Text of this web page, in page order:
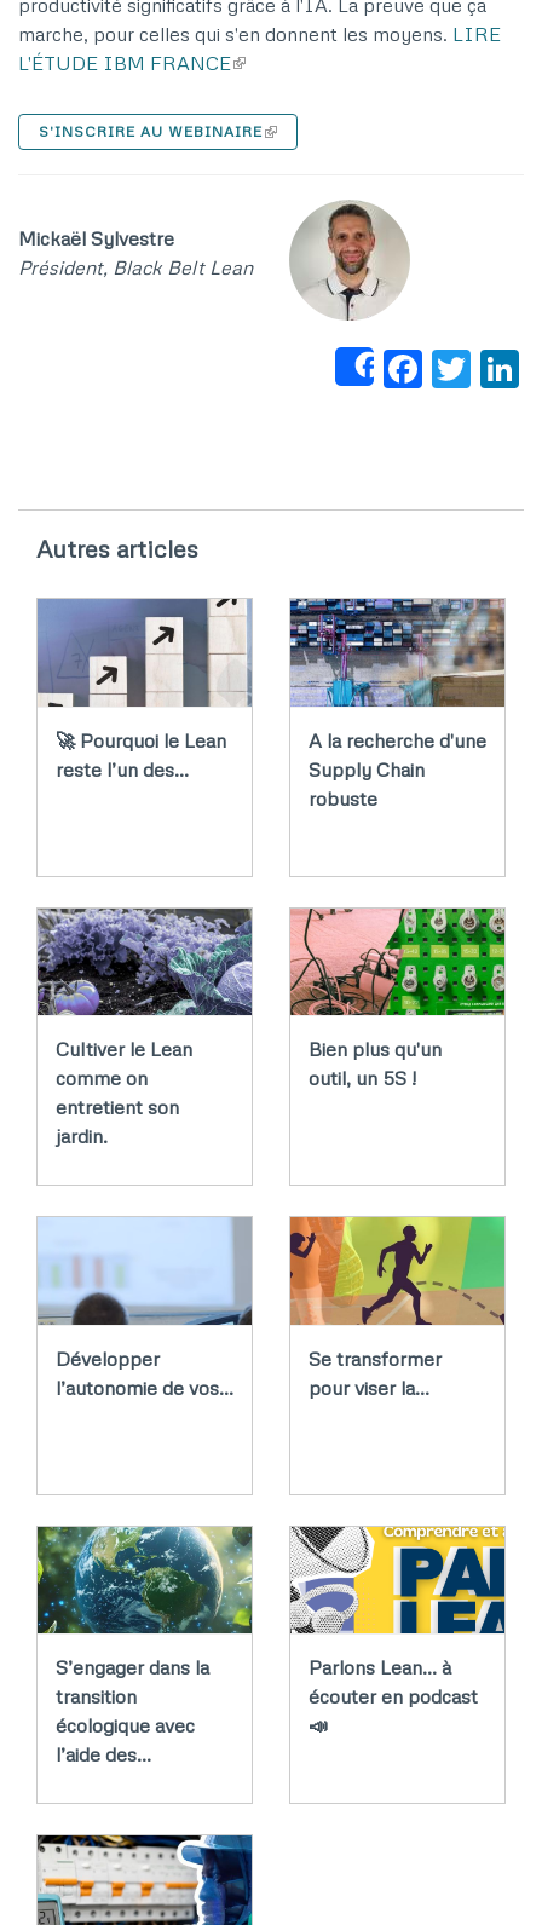
productivité significatifs grâce à l'IA. La preuve que ça
marche, pour celles qui s'en donnent les moyens. LIRE
L'ÉTUDE IBM FRANCE
S'INSCRIRE AU WEBINAIRE
Mickaël Sylvestre
Président, Black Belt Lean
Share
Autres articles
🚀 Pourquoi le Lean
reste l’un des…
A la recherche d'une
Supply Chain
robuste
Cultiver le Lean
comme on
entretient son
jardin.
Bien plus qu'un
outil, un 5S !
Développer
l’autonomie de vos…
Se transformer
pour viser la…
S’engager dans la
transition
écologique avec
l’aide des…
Parlons Lean... à
écouter en podcast
📣